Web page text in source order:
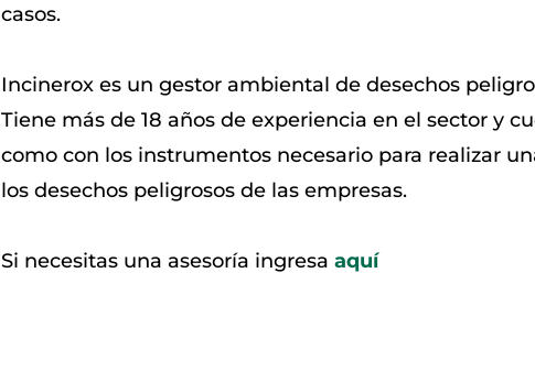
casos.
Incinerox es un gestor ambiental de desechos
Tiene más de 18 años de experiencia en el sector y
como con los instrumentos necesario para realizar
los desechos peligrosos de las empresas.
Si necesitas una asesoría ingresaaquí